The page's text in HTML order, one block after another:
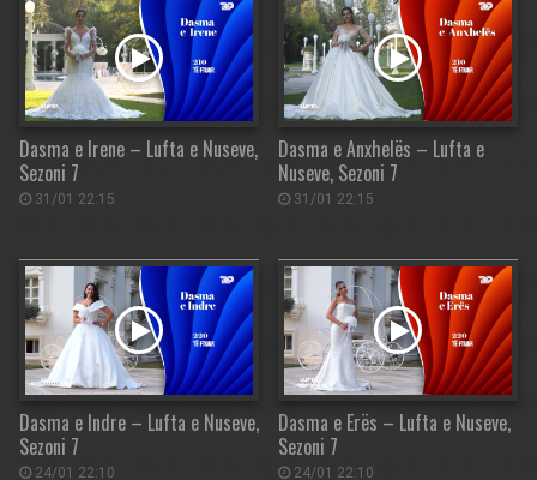
Dasma e Irene – Lufta e Nuseve,
Sezoni 7
31/01 22:15
Dasma e Anxhelës – Lufta e
Nuseve, Sezoni 7
31/01 22:15
Dasma e Indre – Lufta e Nuseve,
Sezoni 7
24/01 22:10
Dasma e Erës – Lufta e Nuseve,
Sezoni 7
24/01 22:10